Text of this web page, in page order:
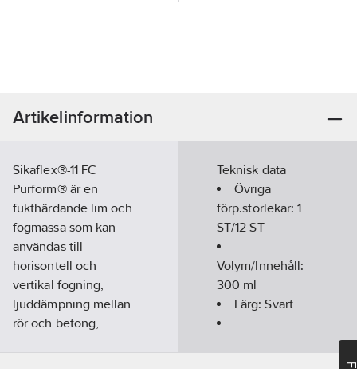
Artikelinformation
Sikaflex®-11 FC
Purform® är en
fukthärdande lim och
fogmassa som kan
användas till
horisontell och
vertikal fogning,
ljuddämpning mellan
rör och betong,
Teknisk data
Övriga
förp.storlekar:1
ST/12 ST
Volym/Innehåll:
300 ml
Färg:Svart